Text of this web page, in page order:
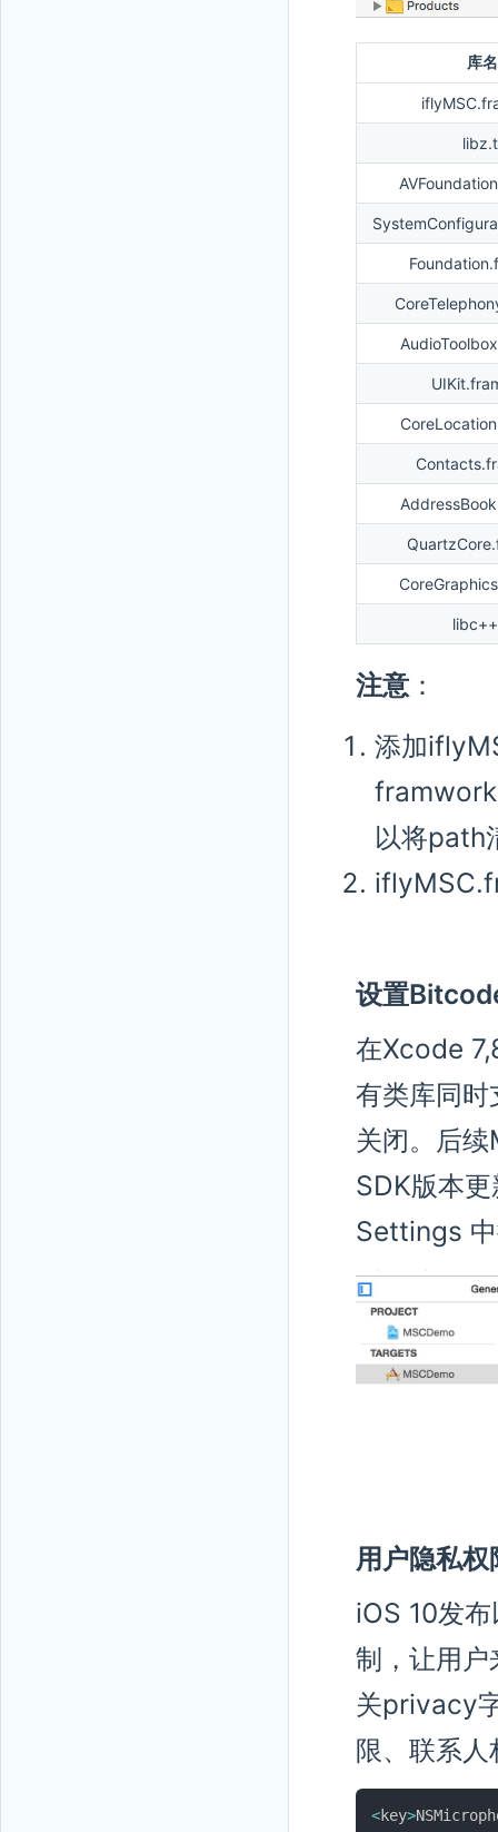
库
注意 ：
添加
framwork
以将path
设置
在Xcode
有类库同
关闭。后
SDK版本
Settings
用户隐私权
iOS 10发
制，让用
关privacy
限、联系
<key>